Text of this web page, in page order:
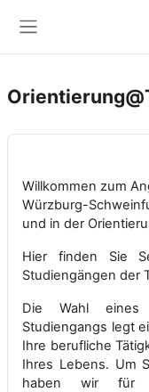
Willkommen zum
Würzburg-
und in der
Hier finden Sie
Studiengängen der
Die Wahl eines
Studiengangs legt
Ihre berufliche
Ihres Lebens. Um
haben wir für